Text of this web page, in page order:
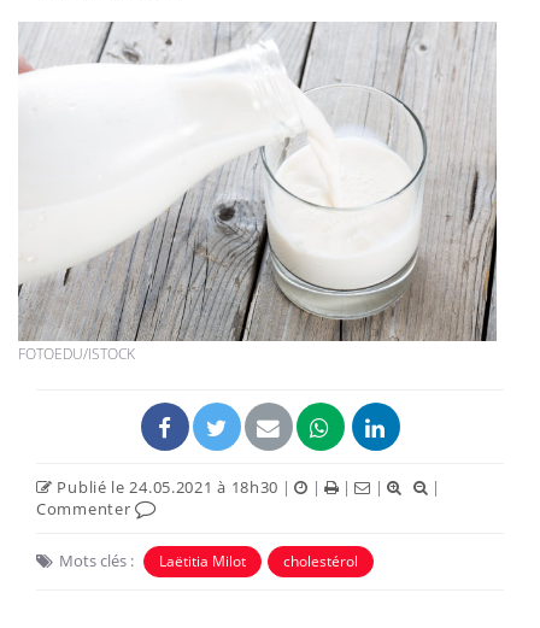
FOTOEDU/ISTOCK
Publié le 24.05.2021 à 18h30 | | | |
|
Commenter
Mots clés : Laëtitia Milot cholestérol